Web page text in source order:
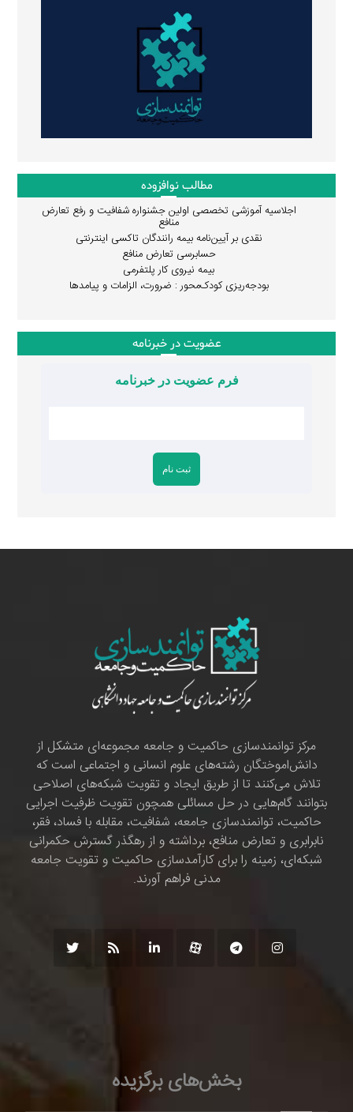
مطالب نوافزوده
اجلاسیه آموزشی تخصصی اولین جشنواره شفافیت و رفع تعارض
منافع
نقدی بر آیین‌نامه بیمه رانندگان تاکسی اینترنتی
حسابرسی تعارض منافع
بیمه نیروی کار پلتفرمی
بودجه‌ریزی کودک‌محور : ضرورت، الزامات و پیامدها
عضویت در خبرنامه
فرم عضویت در خبرنامه
مرکز توانمندسازی حاکمیت و جامعه مجموعه‌ای متشکل از
دانش‌اموختگان رشته‌های علوم انسانی و اجتماعی است که
تلاش می‌کنند تا از طریق ایجاد و تقویت شبکه‌های اصلاحی
بتوانند گام‌هایی در حل مسائلی همچون تقویت ظرفیت اجرایی
حاکمیت، توانمندسازی جامعه، شفافیت، مقابله با فساد، فقر،
نابرابری و تعارض منافع، برداشته و از رهگذر گسترش حکمرانی
شبکه‌ای، زمینه را برای کارآمدسازی حاکمیت و تقویت جامعه
مدنی فراهم آورند.
بخش‌های برگزیده